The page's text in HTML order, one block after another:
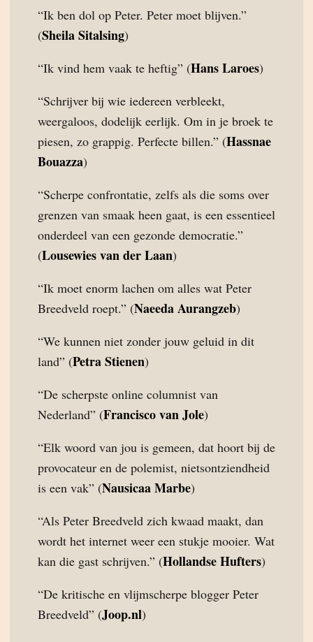
“Ik ben dol op Peter. Peter moet blijven.”
(Sheila Sitalsing)
“Ik vind hem vaak te heftig” (Hans Laroes)
“Schrijver bij wie iedereen verbleekt,
weergaloos, dodelijk eerlijk. Om in je broek te
piesen, zo grappig. Perfecte billen.” (Hassnae
Bouazza)
“Scherpe confrontatie, zelfs als die soms over
grenzen van smaak heen gaat, is een essentieel
onderdeel van een gezonde democratie.”
(Lousewies van der Laan)
“Ik moet enorm lachen om alles wat Peter
Breedveld roept.” (Naeeda Aurangzeb)
“We kunnen niet zonder jouw geluid in dit
land” (Petra Stienen)
“De scherpste online columnist van
Nederland” (Francisco van Jole)
“Elk woord van jou is gemeen, dat hoort bij de
provocateur en de polemist, nietsontziendheid
is een vak” (Nausicaa Marbe)
“Als Peter Breedveld zich kwaad maakt, dan
wordt het internet weer een stukje mooier. Wat
kan die gast schrijven.” (Hollandse Hufters)
“De kritische en vlijmscherpe blogger Peter
Breedveld” (Joop.nl)